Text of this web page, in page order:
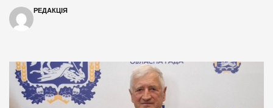
РЕДАКЦІЯ